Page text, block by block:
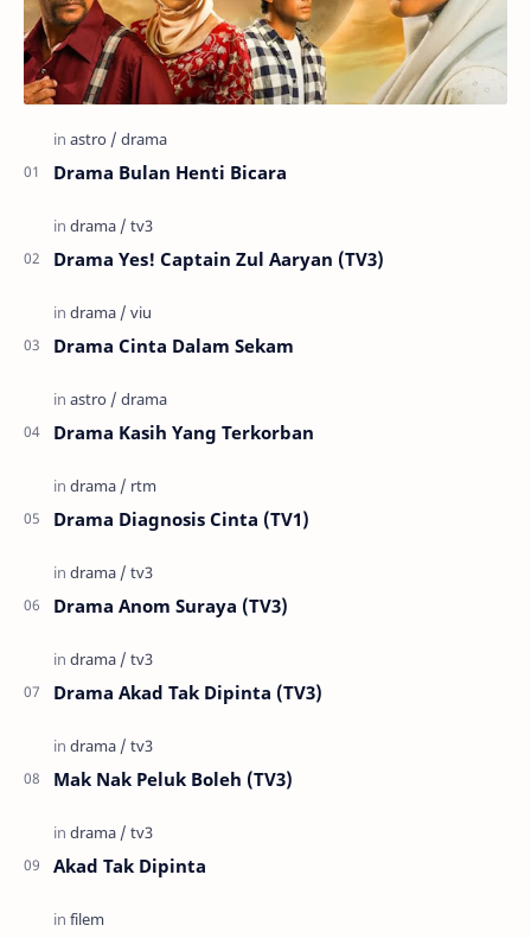
Drama Bulan Henti Bicara
Drama Yes! Captain Zul Aaryan (TV3)
Drama Cinta Dalam Sekam
Drama Kasih Yang Terkorban
Drama Diagnosis Cinta (TV1)
Drama Anom Suraya (TV3)
Drama Akad Tak Dipinta (TV3)
Mak Nak Peluk Boleh (TV3)
Akad Tak Dipinta